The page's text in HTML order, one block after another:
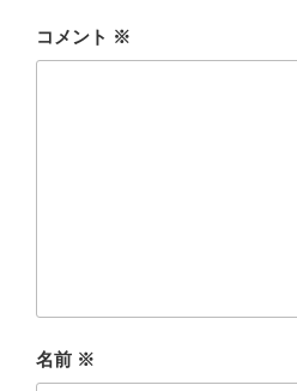
コメント ※
名前 ※